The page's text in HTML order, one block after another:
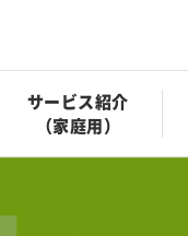
サービス紹介
（家庭用）